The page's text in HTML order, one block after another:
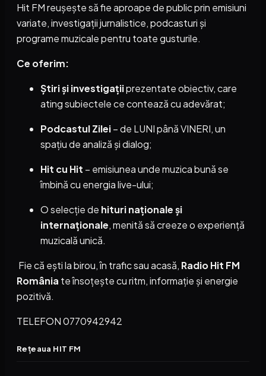
Hit FM reușește să fie aproape de public prin emisiuni
variate, investigații jurnalistice, podcasturi și
programe muzicale pentru toate gusturile.
Ce oferim:
Știri și investigațiiprezentate obiectiv, care
ating subiectele ce contează cu adevărat;
Podcastul Zilei– de LUNI până VINERI, un
spațiu de analiză și dialog;
Hit cu Hit – emisiunea unde muzica bună se
îmbină cu energia live-ului;
O selecție de hituri naționale și
internaționale, menită să creeze o experiență
muzicală unică.
Fie că ești la birou, în trafic sau acasă, Radio Hit FM
România te însoțește cu ritm, informație și energie
pozitivă.
TELEFON 0770942942
Rețeaua HIT FM